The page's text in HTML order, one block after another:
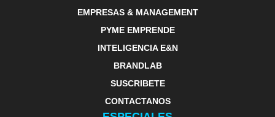
EMPRESAS & MANAGEMENT
PYME EMPRENDE
INTELIGENCIA E&N
BRANDLAB
SUSCRIBETE
CONTACTANOS